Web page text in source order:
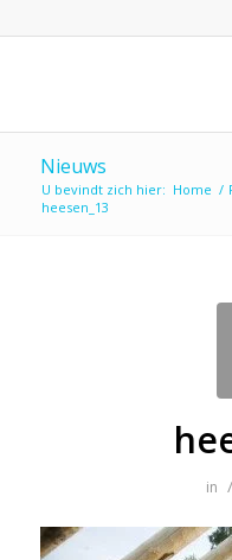
Nieuws
U bevindt zich hier: Home /
heesen_13
in /